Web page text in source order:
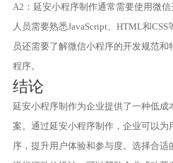
A2：延安小程序制作通常需要使用微
人员需要熟悉JavaScript、HTML和
员还需要了解微信小程序的开发规范
程序。
结论
延安小程序制作为企业提供了一种低
案。通过延安小程序制作，企业可以为
序，提升用户体验和参与度。选择合